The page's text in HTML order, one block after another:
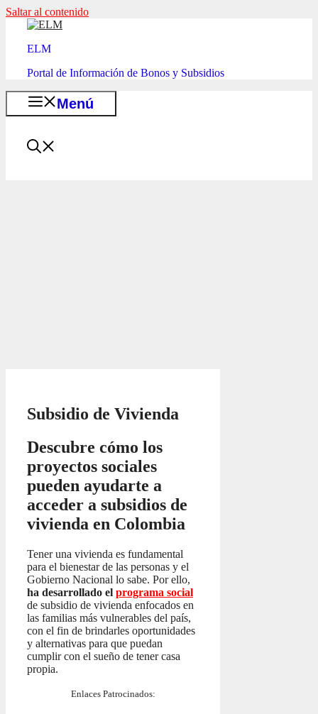
Saltar al contenido
ELM
Portal de Información de Bonos y Subsidios
Menú
Subsidio de Vivienda
Descubre cómo los
proyectos sociales
pueden ayudarte a
acceder a subsidios de
vivienda en Colombia
Tener una vivienda es fundamental
para el bienestar de las personas y el
Gobierno Nacional lo sabe. Por ello,
ha desarrollado el programa social
de subsidio de vivienda enfocados en
las familias más vulnerables del país,
con el fin de brindarles oportunidades
y alternativas para que puedan
cumplir con el sueño de tener casa
propia.
Enlaces Patrocinados: